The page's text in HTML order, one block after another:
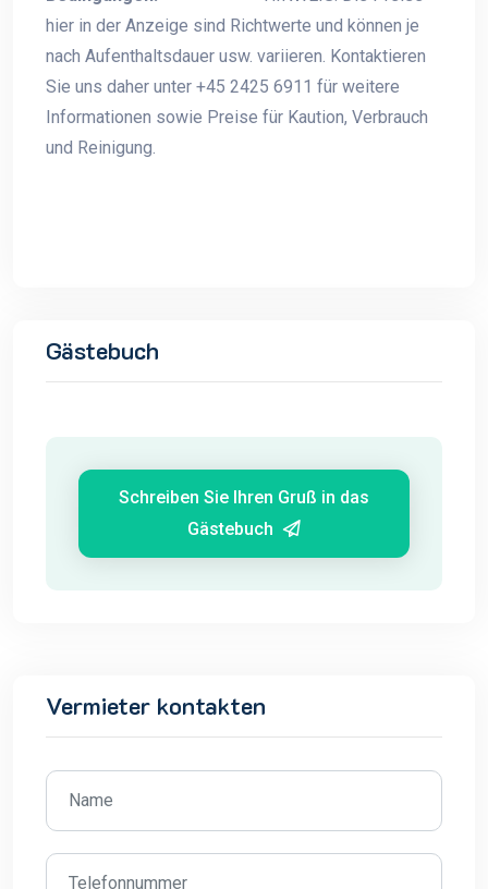
hier in der Anzeige sind Richtwerte und können je
nach Aufenthaltsdauer usw. variieren. Kontaktieren
Sie uns daher unter +45 2425 6911 für weitere
Informationen sowie Preise für Kaution, Verbrauch
und Reinigung.
Gästebuch
Schreiben Sie Ihren Gruß in das
Gästebuch
Vermieter kontakten